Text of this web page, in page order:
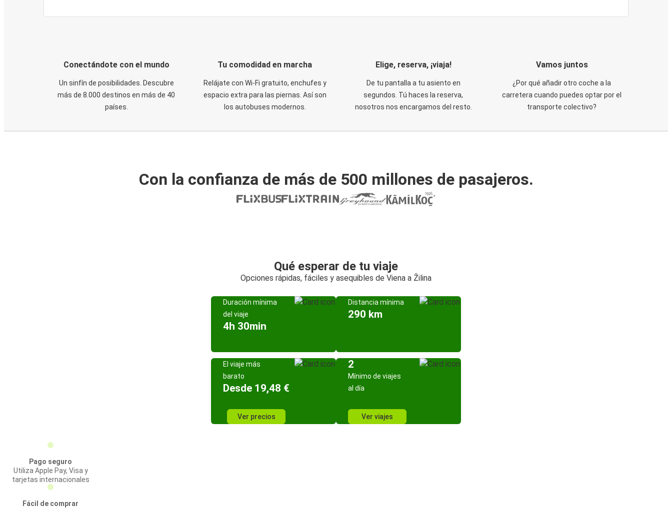
Conectándote con el mundo
Un sinfín de posibilidades. Descubre
más de 8.000 destinos en más de 40
países.
Tu comodidad en marcha
Relájate con Wi-Fi gratuito, enchufes y
espacio extra para las piernas. Así son
los autobuses modernos.
Elige, reserva, ¡viaja!
De tu pantalla a tu asiento en
segundos. Tú haces la reserva,
nosotros nos encargamos del resto.
Vamos juntos
¿Por qué añadir otro coche a la
carretera cuando puedes optar por el
transporte colectivo?
Con la confianza de más de 500 millones de pasajeros.
Qué esperar de tu viaje
Opciones rápidas, fáciles y asequibles de Viena a Žilina
Duración mínima
del viaje
4h 30min
Distancia mínima
290 km
El viaje más
barato
Desde 19,48 €
Ver precios
2
Mínimo de viajes
al día
Ver viajes
Pago seguro
Utiliza Apple Pay, Visa y
tarjetas internacionales
Fácil de comprar